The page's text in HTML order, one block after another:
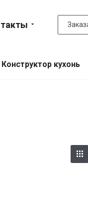
Конструктор кухонь